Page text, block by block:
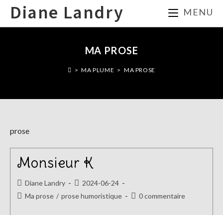
SkipDiane Landry MENU
MA PROSE
> MA PLUME > MA PROSE
prose
Monsieur K
Auteur/autrice
de
Diane Landry
Publication
publiée :
2024-06-24
PostMa prose / prose humoristique
Commentaires
0 commentaire